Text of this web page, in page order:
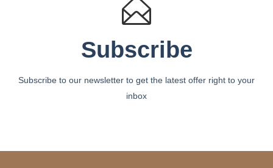
Subscribe
Subscribe to our newsletter to get the latest offer right to your
inbox